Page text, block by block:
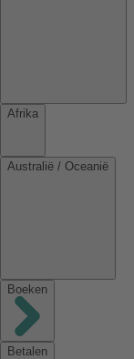
Afrika
Australië / Oceanië
Boeken
Betalen